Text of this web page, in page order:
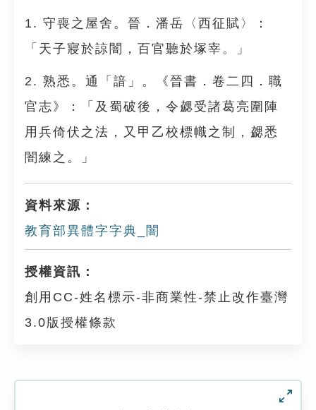
1. 守喪之屋舍。晉．潘岳〈西征賦〉：
「天子寢於諒闇，百官聽於塚宰。」
2. 熟悉。通「諳」。《晉書．卷二四．職
官志》：「及蜀破後，令勰受諸葛亮圍陣
用兵倚伏之法，又甲乙校標幟之制，勰悉
闇練之。」
資料來源：
教育部異體字字典_闇
授權資訊：
創用CC-姓名標示-非商業性-禁止改作臺灣
3.0版授權條款